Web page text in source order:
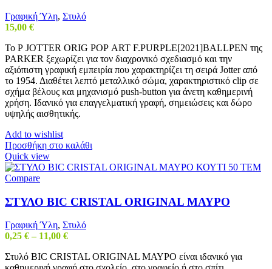
Γραφική Ύλη, Στυλό
15,00 €
Το Ρ JOTTER ORIG ΡΟΡ ART F.PURPLE[2021]BALLPEN της
PARKER ξεχωρίζει για τον διαχρονικό σχεδιασμό και την
αξιόπιστη γραφική εμπειρία που χαρακτηρίζει τη σειρά Jotter από
το 1954. Διαθέτει λεπτό μεταλλικό σώμα, χαρακτηριστικό clip σε
σχήμα βέλους και μηχανισμό push-button για άνετη καθημερινή
χρήση. Ιδανικό για επαγγελματική γραφή, σημειώσεις και δώρο
υψηλής αισθητικής.
Add to wishlist
Προσθήκη στο καλάθι
Quick view
Compare
ΣΤΥΛΟ BIC CRISTAL ORIGINAL ΜΑΥΡΟ
Γραφική Ύλη, Στυλό
0,25 € – 11,00 €Price
0,25 €
Στυλό BIC CRISTAL ORIGINAL ΜΑΥΡΟ είναι ιδανικό για